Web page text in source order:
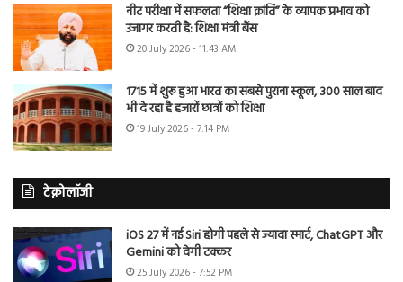
नीट परीक्षा में सफलता “शिक्षा क्रांति” के व्यापक प्रभाव को
उजागर करती है: शिक्षा मंत्री बैंस
20 July 2026 - 11:43 AM
1715 में शुरू हुआ भारत का सबसे पुराना स्कूल, 300 साल बाद
भी दे रहा है हजारों छात्रों को शिक्षा
19 July 2026 - 7:14 PM
टेक्नोलॉजी
iOS 27 में नई Siri होगी पहले से ज्यादा स्मार्ट, ChatGPT और
Gemini को देगी टक्कर
25 July 2026 - 7:52 PM